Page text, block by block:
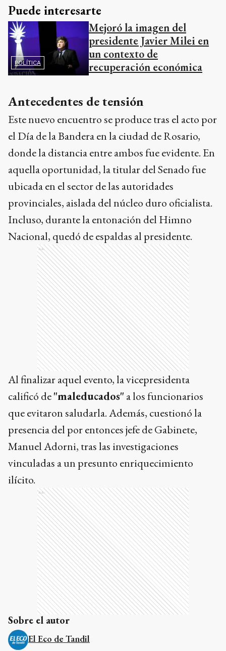
Puede interesarte
POLÍTICA
Mejoró la imagen del
presidente Javier Milei en
un contexto de
recuperación económica
Antecedentes de tensión
Este nuevo encuentro se produce tras el acto por
el Día de la Bandera en la ciudad de Rosario,
donde la distancia entre ambos fue evidente. En
aquella oportunidad, la titular del Senado fue
ubicada en el sector de las autoridades
provinciales, aislada del núcleo duro oficialista.
Incluso, durante la entonación del Himno
Nacional, quedó de espaldas al presidente.
Ads
Al finalizar aquel evento, la vicepresidenta
calificó de"maleducados" a los funcionarios
que evitaron saludarla. Además, cuestionó la
presencia del por entonces jefe de Gabinete,
Manuel Adorni, tras las investigaciones
vinculadas a un presunto enriquecimiento
ilícito.
Ads
Sobre el autor
El Eco de Tandil